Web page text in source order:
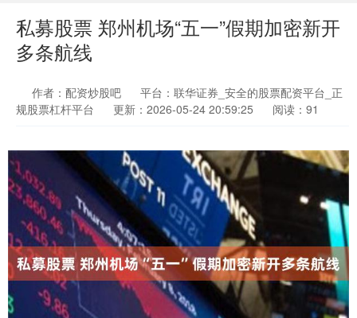
私募股票 郑州机场“五一”假期加密新开
多条航线
作者：配资炒股吧
平台：联华证券_安全的股票配资平台_正
规股票杠杆平台
更新：2026-05-24 20:59:25 阅读：91